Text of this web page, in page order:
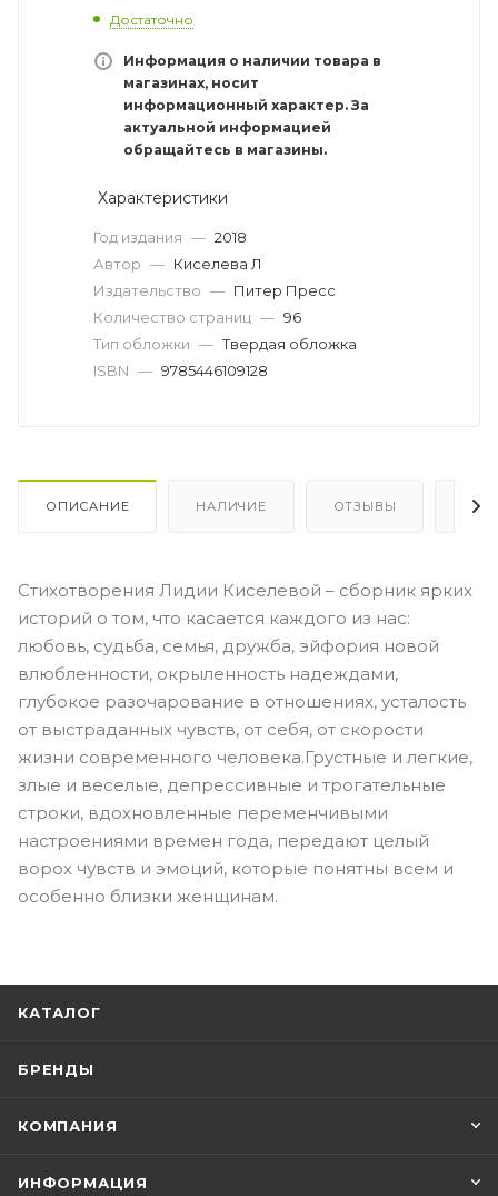
Достаточно
Информация о наличии товара в
магазинах, носит
информационный характер. За
актуальной информацией
обращайтесь в магазины.
Характеристики
Год издания — 2018
Автор — Киселева Л
Издательство — Питер Пресс
Количество страниц — 96
Тип обложки — Твердая обложка
ISBN — 9785446109128
ОПИСАНИЕ НАЛИЧИЕ ОТЗЫВЫ
Стихотворения Лидии Киселевой – сборник ярких
историй о том, что касается каждого из нас:
любовь, судьба, семья, дружба, эйфория новой
влюбленности, окрыленность надеждами,
глубокое разочарование в отношениях, усталость
от выстраданных чувств, от себя, от скорости
жизни современного человека.Грустные и легкие,
злые и веселые, депрессивные и трогательные
строки, вдохновленные переменчивыми
настроениями времен года, передают целый
ворох чувств и эмоций, которые понятны всем и
особенно близки женщинам.
КАТАЛОГ
БРЕНДЫ
КОМПАНИЯ
ИНФОРМАЦИЯ